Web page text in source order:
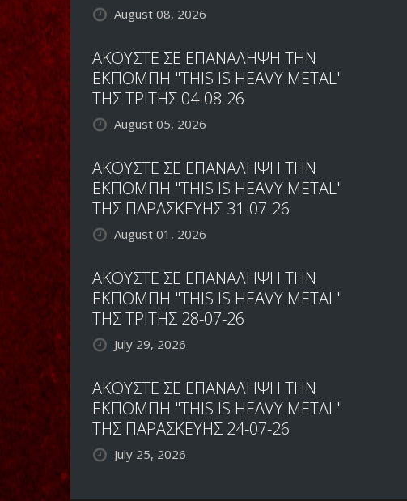
August 08, 2026
ΑΚΟΥΣΤΕ ΣΕ ΕΠΑΝΑΛΗΨΗ ΤΗΝ
ΕΚΠΟΜΠΗ "THIS IS HEAVY METAL"
ΤΗΣ ΤΡΙΤΗΣ 04-08-26
August 05, 2026
ΑΚΟΥΣΤΕ ΣΕ ΕΠΑΝΑΛΗΨΗ ΤΗΝ
ΕΚΠΟΜΠΗ "THIS IS HEAVY METAL"
ΤΗΣ ΠΑΡΑΣΚΕΥΗΣ 31-07-26
August 01, 2026
ΑΚΟΥΣΤΕ ΣΕ ΕΠΑΝΑΛΗΨΗ ΤΗΝ
ΕΚΠΟΜΠΗ "THIS IS HEAVY METAL"
ΤΗΣ ΤΡΙΤΗΣ 28-07-26
July 29, 2026
ΑΚΟΥΣΤΕ ΣΕ ΕΠΑΝΑΛΗΨΗ ΤΗΝ
ΕΚΠΟΜΠΗ "THIS IS HEAVY METAL"
ΤΗΣ ΠΑΡΑΣΚΕΥΗΣ 24-07-26
July 25, 2026